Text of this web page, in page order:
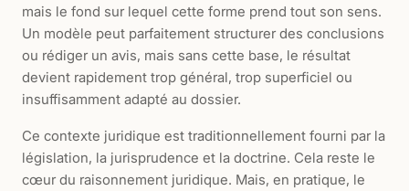
mais le fond sur lequel cette forme prend tout son sens.
Un modèle peut parfaitement structurer des conclusions
ou rédiger un avis, mais sans cette base, le résultat
devient rapidement trop général, trop superficiel ou
insuffisamment adapté au dossier.
Ce contexte juridique est traditionnellement fourni par la
législation, la jurisprudence et la doctrine. Cela reste le
cœur du raisonnement juridique. Mais, en pratique, le